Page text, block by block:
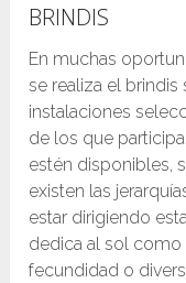
BRINDIS
En muchas
se realiza el brindis
instalaciones
de los que
estén disponibles,
existen las
estar dirigiendo
dedica al sol
fecundidad o